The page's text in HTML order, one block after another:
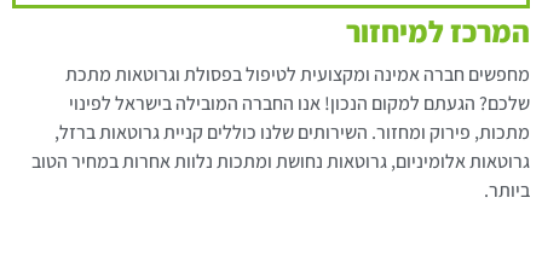
המרכז למיחזור
מחפשים חברה אמינה ומקצועית לטיפול בפסולת וגרוטאות מתכת
שלכם? הגעתם למקום הנכון! אנו החברה המובילה בישראל לפינוי
מתכות, פירוק ומחזור. השירותים שלנו כוללים קניית גרוטאות ברזל,
גרוטאות אלומיניום, גרוטאות נחושת ומתכות נלוות אחרות במחיר הטוב
ביותר.